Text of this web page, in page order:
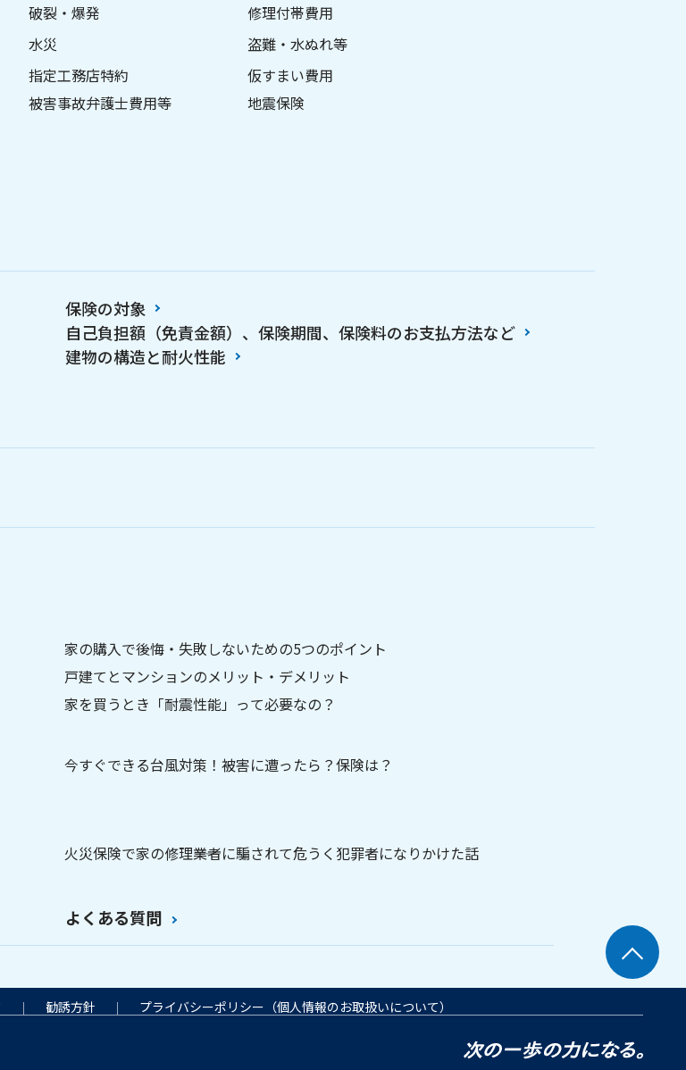
破裂・爆発
修理付帯費用
水災
盗難・水ぬれ等
指定工務店特約
仮すまい費用
被害事故弁護士費用等
地震保険
保険の対象
自己負担額（免責金額）、保険期間、保険料のお支払方法など
建物の構造と耐火性能
家の購入で後悔・失敗しないための5つのポイント
戸建てとマンションのメリット・デメリット
家を買うとき「耐震性能」って必要なの？
今すぐできる台風対策！被害に遭ったら？保険は？
火災保険で家の修理――業者に騙されて危うく犯罪者になりかけた話
よくある質問
勧誘方針 プライバシーポリシー （個人情報のお取扱いについて）